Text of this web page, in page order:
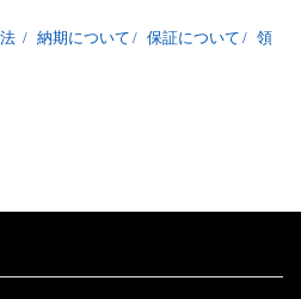
/ 納期について / 保証について / 領